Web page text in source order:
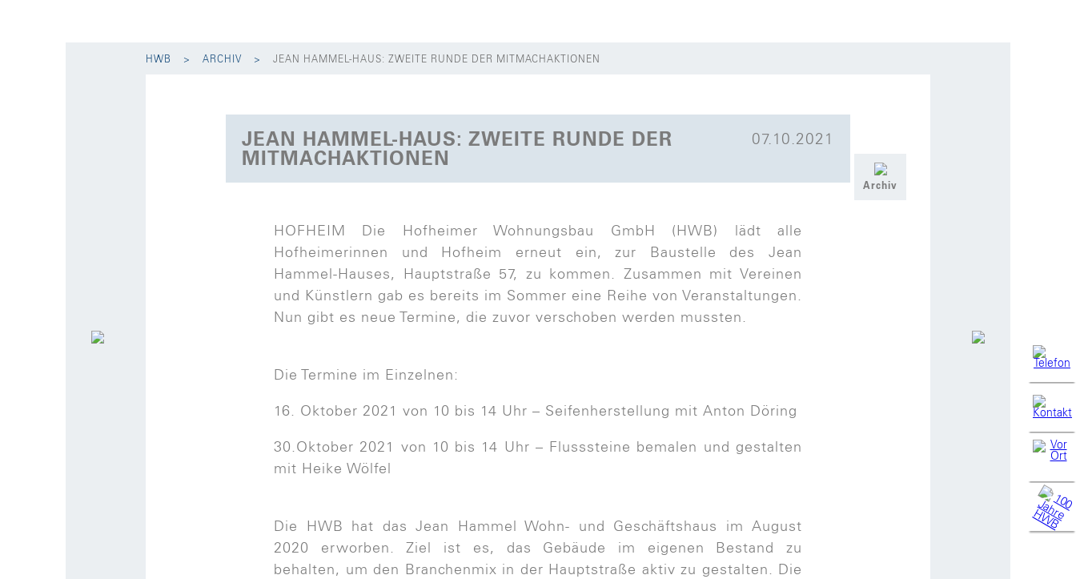
HWB ARCHIV JEAN HAMMEL-HAUS: ZWEITE RUNDE DER MITMACHAKTIONEN
Archiv
07.10.2021
JEAN HAMMEL-HAUS: ZWEITE RUNDE DER
MITMACHAKTIONEN
HOFHEIM Die Hofheimer Wohnungsbau GmbH (HWB) lädt alle
Hofheimerinnen und Hofheim erneut ein, zur Baustelle des Jean
Hammel-Hauses, Hauptstraße 57, zu kommen. Zusammen mit Vereinen
und Künstlern gab es bereits im Sommer eine Reihe von Veranstaltungen.
Nun gibt es neue Termine, die zuvor verschoben werden mussten.
Die Termine im Einzelnen:
16. Oktober 2021 von 10 bis 14 Uhr – Seifenherstellung mit Anton Döring
30.Oktober 2021 von 10 bis 14 Uhr – Flusssteine bemalen und gestalten
mit Heike Wölfel
Die HWB hat das Jean Hammel Wohn- und Geschäftshaus im August
2020 erworben. Ziel ist es, das Gebäude im eigenen Bestand zu
behalten, um den Branchenmix in der Hauptstraße aktiv zu gestalten. Die